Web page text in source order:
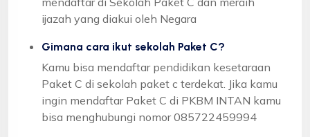
ijazah yang diakui oleh Negara
Gimana cara ikut sekolah Paket C?
Kamu bisa mendaftar pendidikan kesetaraan
Paket C di sekolah paket c terdekat. Jika kamu
ingin mendaftar Paket C di PKBM INTAN kamu
bisa menghubungi nomor 085722459994